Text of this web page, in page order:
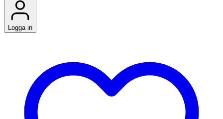
Logga in